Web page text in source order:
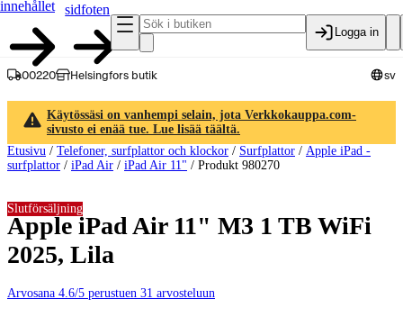
innehållet
sidfoten
Logga in
00220 Helsingfors butik sv
Käytössäsi on vanhempi selain, jota Verkkokauppa.com-
sivusto ei enää tue. Lue lisää täältä.
Etusivu / Telefoner, surfplattor och klockor / Surfplattor / Apple iPad -
surfplattor / iPad Air / iPad Air 11" / Produkt 980270
Apple iPad Air 11" M3 1 TB WiFi
2025, Lila
Arvosana 4.6/5 perustuen 31 arvosteluun
Slutförsäljning